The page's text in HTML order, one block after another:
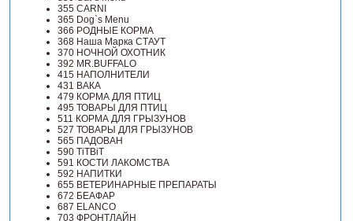
355 CARNI
365 Dog`s Menu
366 РОДНЫЕ КОРМА
368 Наша Марка СТАУТ
370 НОЧНОЙ ОХОТНИК
392 MR.BUFFALO
415 НАПОЛНИТЕЛИ
431 ВАКА
479 КОРМА ДЛЯ ПТИЦ
495 ТОВАРЫ ДЛЯ ПТИЦ
511 КОРМА ДЛЯ ГРЫЗУНОВ
527 ТОВАРЫ ДЛЯ ГРЫЗУНОВ
565 ПАДОВАН
590 TiTBiT
591 КОСТИ ЛАКОМСТВА
592 НАПИТКИ
655 ВЕТЕРИНАРНЫЕ ПРЕПАРАТЫ
672 БЕАФАР
687 ELANCO
703 ФРОНТЛАЙН